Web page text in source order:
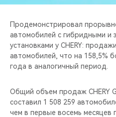
Продемонстрировал
автомобилей с гибридными и
установками у CHERY:
автомобилей, что на 158,5%
года в аналогичный период.
Общий объем продаж CHERY
составил 1 508 259
чем в первые восемь месяцев